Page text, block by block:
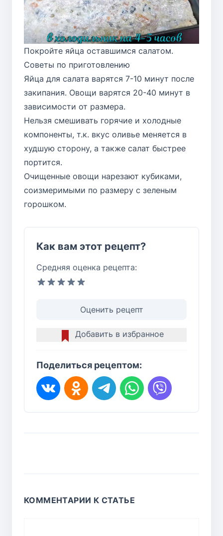
Покройте яйца оставшимся салатом.
Советы по приготовлению
Яйца для салата варятся 7-10 минут после
закипания. Овощи варятся 20-40 минут в
зависимости от размера.
Нельзя смешивать горячие и холодные
компоненты, т.к. вкус оливье меняется в
худшую сторону, а также салат быстрее
портится.
Очищенные овощи нарезают кубиками,
соизмеримыми по размеру с зеленым
горошком.
Как вам этот рецепт?
Средняя оценка рецепта:
Оценить рецепт
Добавить в избранное
Поделиться рецептом:
КОММЕНТАРИИ К СТАТЬЕ